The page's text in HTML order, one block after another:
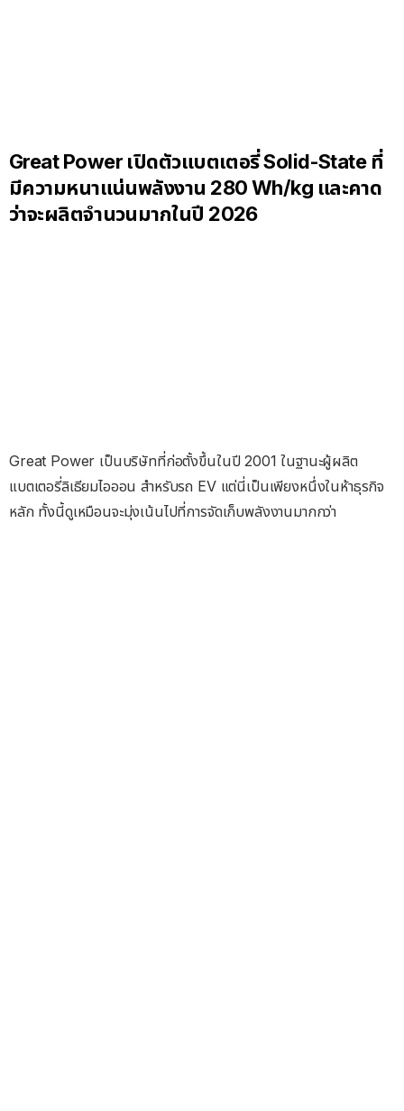
Great Power เปิดตัวแบตเตอรี่ Solid-State ที่
มีความหนาแน่นพลังงาน 280 Wh/kg และคาด
ว่าจะผลิตจำนวนมากในปี 2026
Great Power เป็นบริษัทที่ก่อตั้งขึ้นในปี 2001 ในฐานะผู้ผลิต
แบตเตอรี่ลิเธียมไอออน สำหรับรถ EV แต่นี่เป็นเพียงหนึ่งในห้าธุรกิจ
หลัก ทั้งนี้ดูเหมือนจะมุ่งเน้นไปที่การจัดเก็บพลังงานมากกว่า